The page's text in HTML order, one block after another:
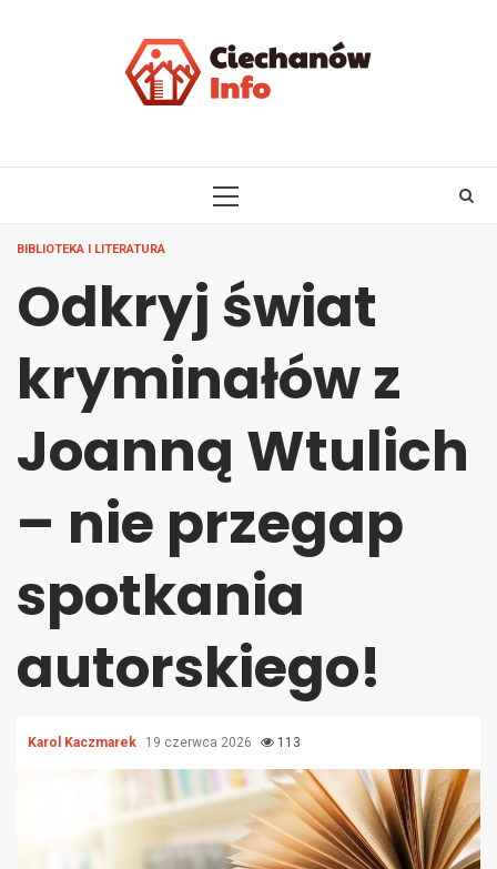
PRIMARY
BIBLIOTEKA I LITERATURA
Odkryj świat
kryminałów z
Joanną Wtulich
– nie przegap
spotkania
autorskiego!
Karol Kaczmarek 19 czerwca 2026 113